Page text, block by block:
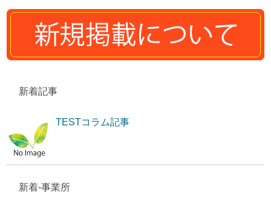
新着記事
TESTコラム記事
新着-事業所